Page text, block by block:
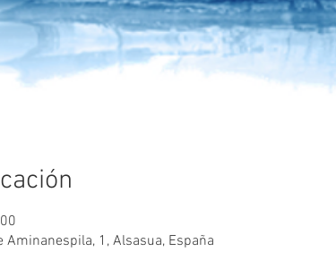
Aminanespila, 1, Alsasua, España